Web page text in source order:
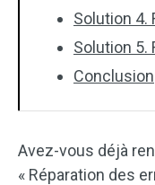
Solution 4.
Solution 5.
Conclusion
Avez-vous déjà
« Réparation des